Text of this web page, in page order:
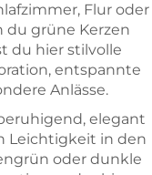
Flur oder
du grüne Kerzen
du hier stilvolle
entspannte
Anlässe.
elegant
Leichtigkeit in den
oder dunkle